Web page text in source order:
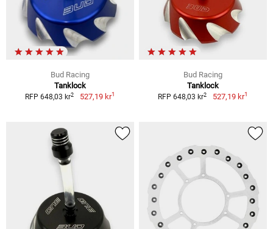
Bud Racing
Tanklock
RFP 648,03 kr2 527,19 kr1
Bud Racing
Tanklock
RFP 648,03 kr2 527,19 kr1